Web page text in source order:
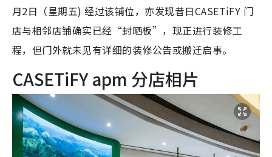
月2日（星期五) 经过该铺位，亦发现昔日CASETiFY 门
店与相邻店铺确实已经“封晒板”，现正进行装修工
程，但门外就未见有详细的装修公告或搬迁启事。
CASETiFY apm 分店相片